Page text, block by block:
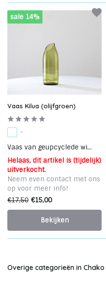
sale 14%
Vaas Kilua (olijfgroen)
-
Vaas van geupcyclede wi...
Helaas, dit artikel is (tijdelijk)
uitverkocht.
Neem even contact met ons
op voor meer info!
€17,50 €15,00
Bekijken
Overige categorieën in